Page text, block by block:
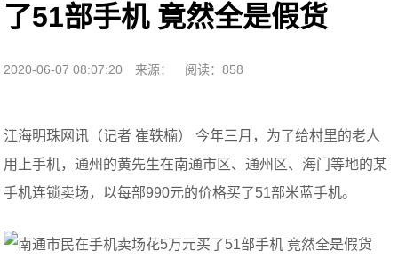
了51部手机 竟然全是假货
2020-06-07 08:07:20 来源： 阅读：858
江海明珠网讯（记者 崔轶楠） 今年三月，为了给村里的老人
用上手机，通州的黄先生在南通市区、通州区、海门等地的某
手机连锁卖场，以每部990元的价格买了51部米蓝手机。